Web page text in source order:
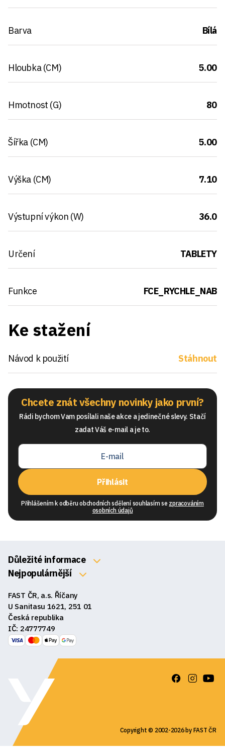
Barva Bílá
Hloubka (CM) 5.00
Hmotnost (G) 80
Šířka (CM) 5.00
Výška (CM) 7.10
Výstupní výkon (W) 36.0
Určení TABLETY
Funkce FCE_RYCHLE_NAB
Ke stažení
Návod k použití Stáhnout
Chcete znát všechny novinky jako první?
Rádi bychom Vam posílali naše akce a jedinečné slevy. Stačí
zadat Váš e-mail a je to.
Přihlásit
Přihlášením k odběru obchodních sdělení souhlasím se zpracováním
osobních údajů
Důležité informace
O nás
Obchodní podmínky
Reklamace a vrácení zboží
GDPR
Nejpopulárnější
Sluchátka
Reproduktory
FAST ČR, a.s. Říčany
U Sanitasu 1621, 251 01
Česká republika
IČ: 24777749
Copyright © 2002-2026 by FAST ČR